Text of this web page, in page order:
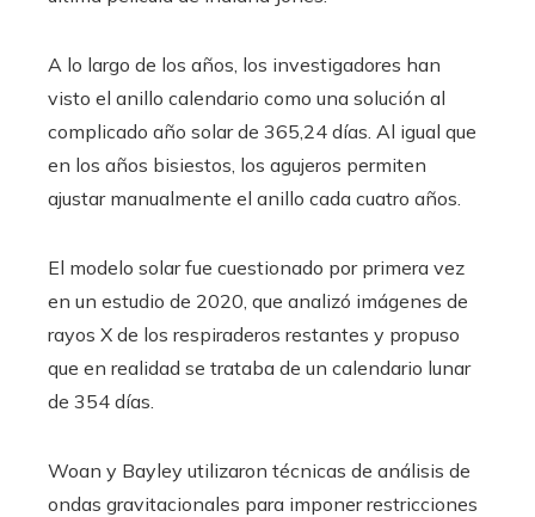
A lo largo de los años, los investigadores han
visto el anillo calendario como una solución al
complicado año solar de 365,24 días. Al igual que
en los años bisiestos, los agujeros permiten
ajustar manualmente el anillo cada cuatro años.
El modelo solar fue cuestionado por primera vez
en un estudio de 2020, que analizó imágenes de
rayos X de los respiraderos restantes y propuso
que en realidad se trataba de un calendario lunar
de 354 días.
Woan y Bayley utilizaron técnicas de análisis de
ondas gravitacionales para imponer restricciones